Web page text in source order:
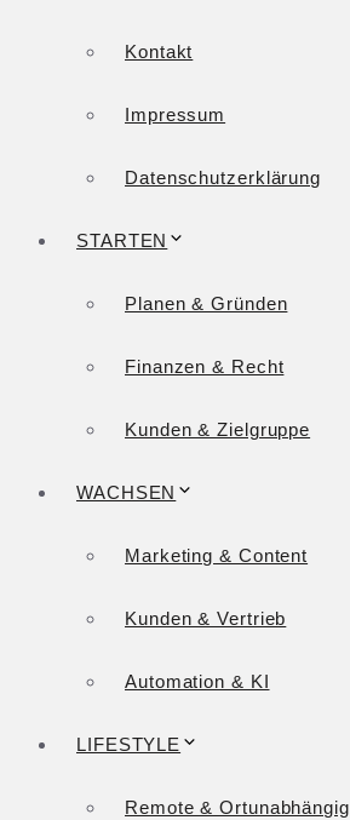
Kontakt
Impressum
Datenschutzerklärung
STARTEN
Planen & Gründen
Finanzen & Recht
Kunden & Zielgruppe
WACHSEN
Marketing & Content
Kunden & Vertrieb
Automation & KI
LIFESTYLE
Remote & Ortunabhängig